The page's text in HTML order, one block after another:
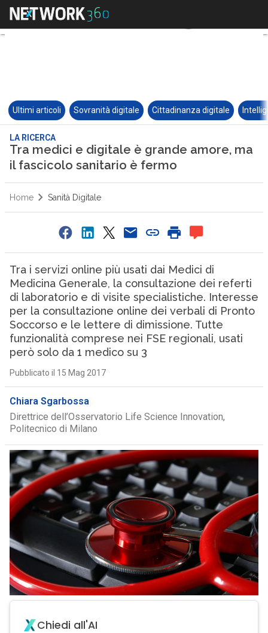
Ultimi articoli Sovranità digitale Cittadinanza digitale
LA RICERCA
Tra medici e digitale è grande amore, ma
il fascicolo sanitario è fermo
Home Sanità Digitale
Tra i servizi online più usati dai Medici di
Medicina Generale, la consultazione dei referti
di laboratorio e di visite specialistiche. Interesse
per la consultazione online dei verbali di Pronto
Soccorso e le lettere di dimissione. Tutte
funzionalità comprese nei FSE regionali, usati
però solo da 1 medico su 3
Pubblicato il 15 Mag 2017
Chiara Sgarbossa
Direttrice dell’Osservatorio Life Science Innovation,
Politecnico di Milano
Chiedi all'AI